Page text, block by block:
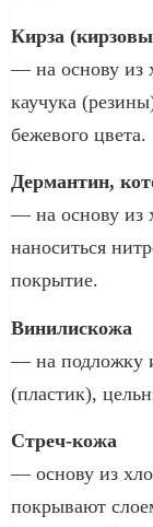
Кирза
— на основу из
каучука
бежевого цвета.
Дермантин,
— на основу из
наноситься
покрытие.
Винилискожа
— на подложку
(пластик),
Стреч-кожа
— основу из
покрывают